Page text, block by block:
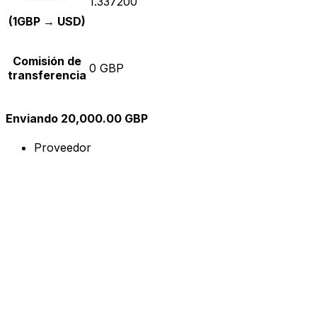
(1GBP → USD)
Comisión de
transferencia 0 GBP
Enviando 20,000.00 GBP
Proveedor